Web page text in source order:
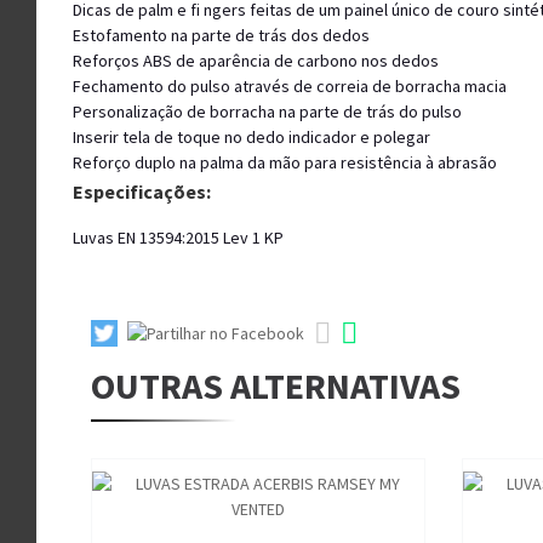
Dicas de palm e fi ngers feitas de um painel único de couro
Estofamento na parte de trás dos dedos
Reforços ABS de aparência de carbono nos dedos
Fechamento do pulso através de correia de borracha macia
Personalização de borracha na parte de trás do pulso
Inserir tela de toque no dedo indicador e polegar
Reforço duplo na palma da mão para resistência à abrasão
Especificações:
Luvas EN 13594:2015 Lev 1 KP
OUTRAS ALTERNATIVAS